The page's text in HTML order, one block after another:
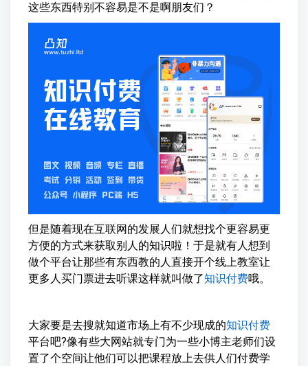
这些东西特别不容易是不是啊朋友们？
但是随着现在互联网的发展人们就想找个更容易更
方便的方式来获取别人的知识啦！于是就有人想到
做个平台让那些有东西教的人直接开个线上教室让
更多人买门票进去听课这样就叫做了知识付费哦。
大家要是去搜就知道市场上有不少现成的知识付费
平台吧?像有些大网站就专门为一些小博主老师们设
置了个空间让他们可以把课程放上去供人们付费学